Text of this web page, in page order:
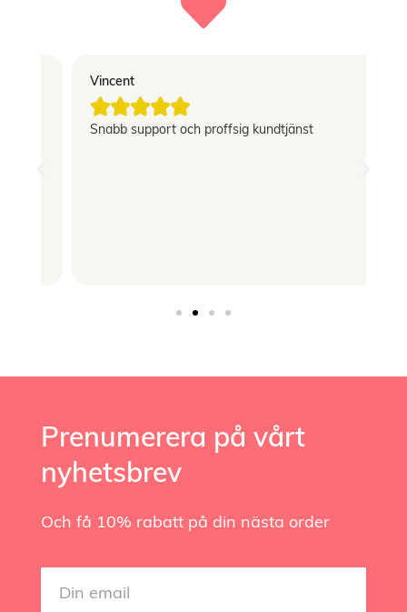
Vincent
   
Snabb support och proffsig kundtjänst
Prenumerera på vårt
nyhetsbrev
Och få 10% rabatt på din nästa order